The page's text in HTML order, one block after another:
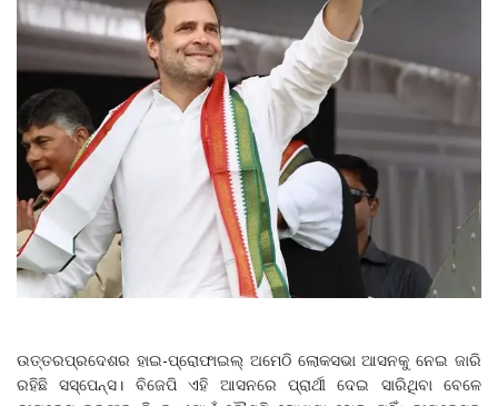
ଉତ୍ତରପ୍ରଦେଶର ହାଇ-ପ୍ରୋଫାଇଲ୍‌ ଅମେଠି ଲୋକସଭା ଆସନକୁ ନେଇ ଜାରି
ରହିଛି ସସ୍‌ପେନ୍ସ। ବିଜେପି ଏହି ଆସନରେ ପ୍ରାର୍ଥୀ ଦେଇ ସାରିଥିବା ବେଳେ